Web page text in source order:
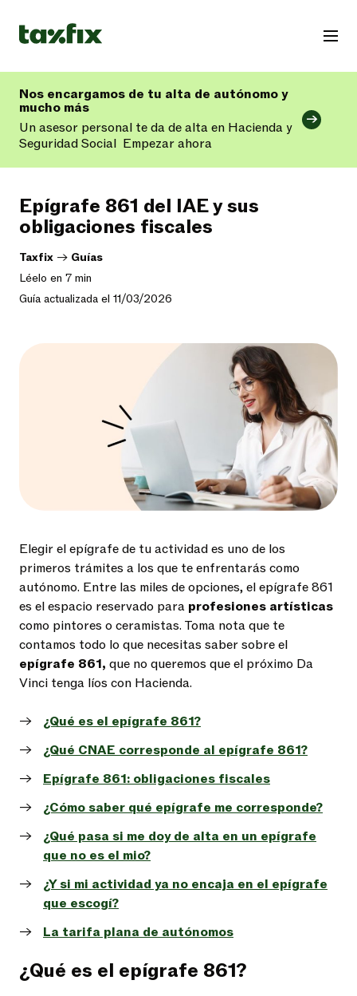
Nos encargamos de tu alta de autónomo y
mucho más
Un asesor personal te da de alta en Hacienda y
Seguridad Social Empezar ahora
Epígrafe 861 del IAE y sus
obligaciones fiscales
Taxfix -> Guías
Léelo en 7 min
Guía actualizada el 11/03/2026
Elegir el epígrafe de tu actividad es uno de los
primeros trámites a los que te enfrentarás como
autónomo. Entre las miles de opciones, el epígrafe 861
es el espacio reservado para profesiones artísticas
como pintores o ceramistas. Toma nota que te
contamos todo lo que necesitas saber sobre el
epígrafe 861, que no queremos que el próximo Da
Vinci tenga líos con Hacienda.
¿Qué es el epígrafe 861?
¿Qué CNAE corresponde al epígrafe 861?
Epígrafe 861: obligaciones fiscales
¿Cómo saber qué epígrafe me corresponde?
¿Qué pasa si me doy de alta en un epígrafe
que no es el mio?
¿Y si mi actividad ya no encaja en el epígrafe
que escogí?
La tarifa plana de autónomos
¿Qué es el epígrafe 861?